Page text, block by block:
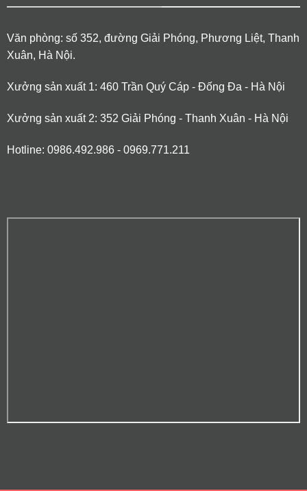
Văn phòng: số 352, đường Giải Phóng, Phương Liệt, Thanh
Xuân, Hà Nội.
Xưởng sản xuất 1: 460 Trần Quý Cáp - Đống Đa - Hà Nội
Xưởng sản xuất 2: 352 Giải Phóng - Thanh Xuân - Hà Nội
Hotline: 0986.492.986 - 0969.771.211